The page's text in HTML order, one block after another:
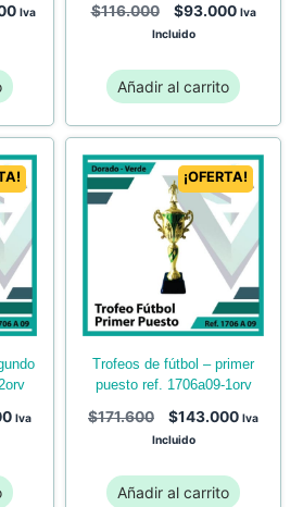
Iva
$116.000 $93.000 Iva
Incluido
Añadir al carrito
Iva
¡OFERTA!
trofeos de fútbol – primer
puesto ref. 1706a09-1orv
$171.600 $143.000 Iva
Incluido
Añadir al carrito